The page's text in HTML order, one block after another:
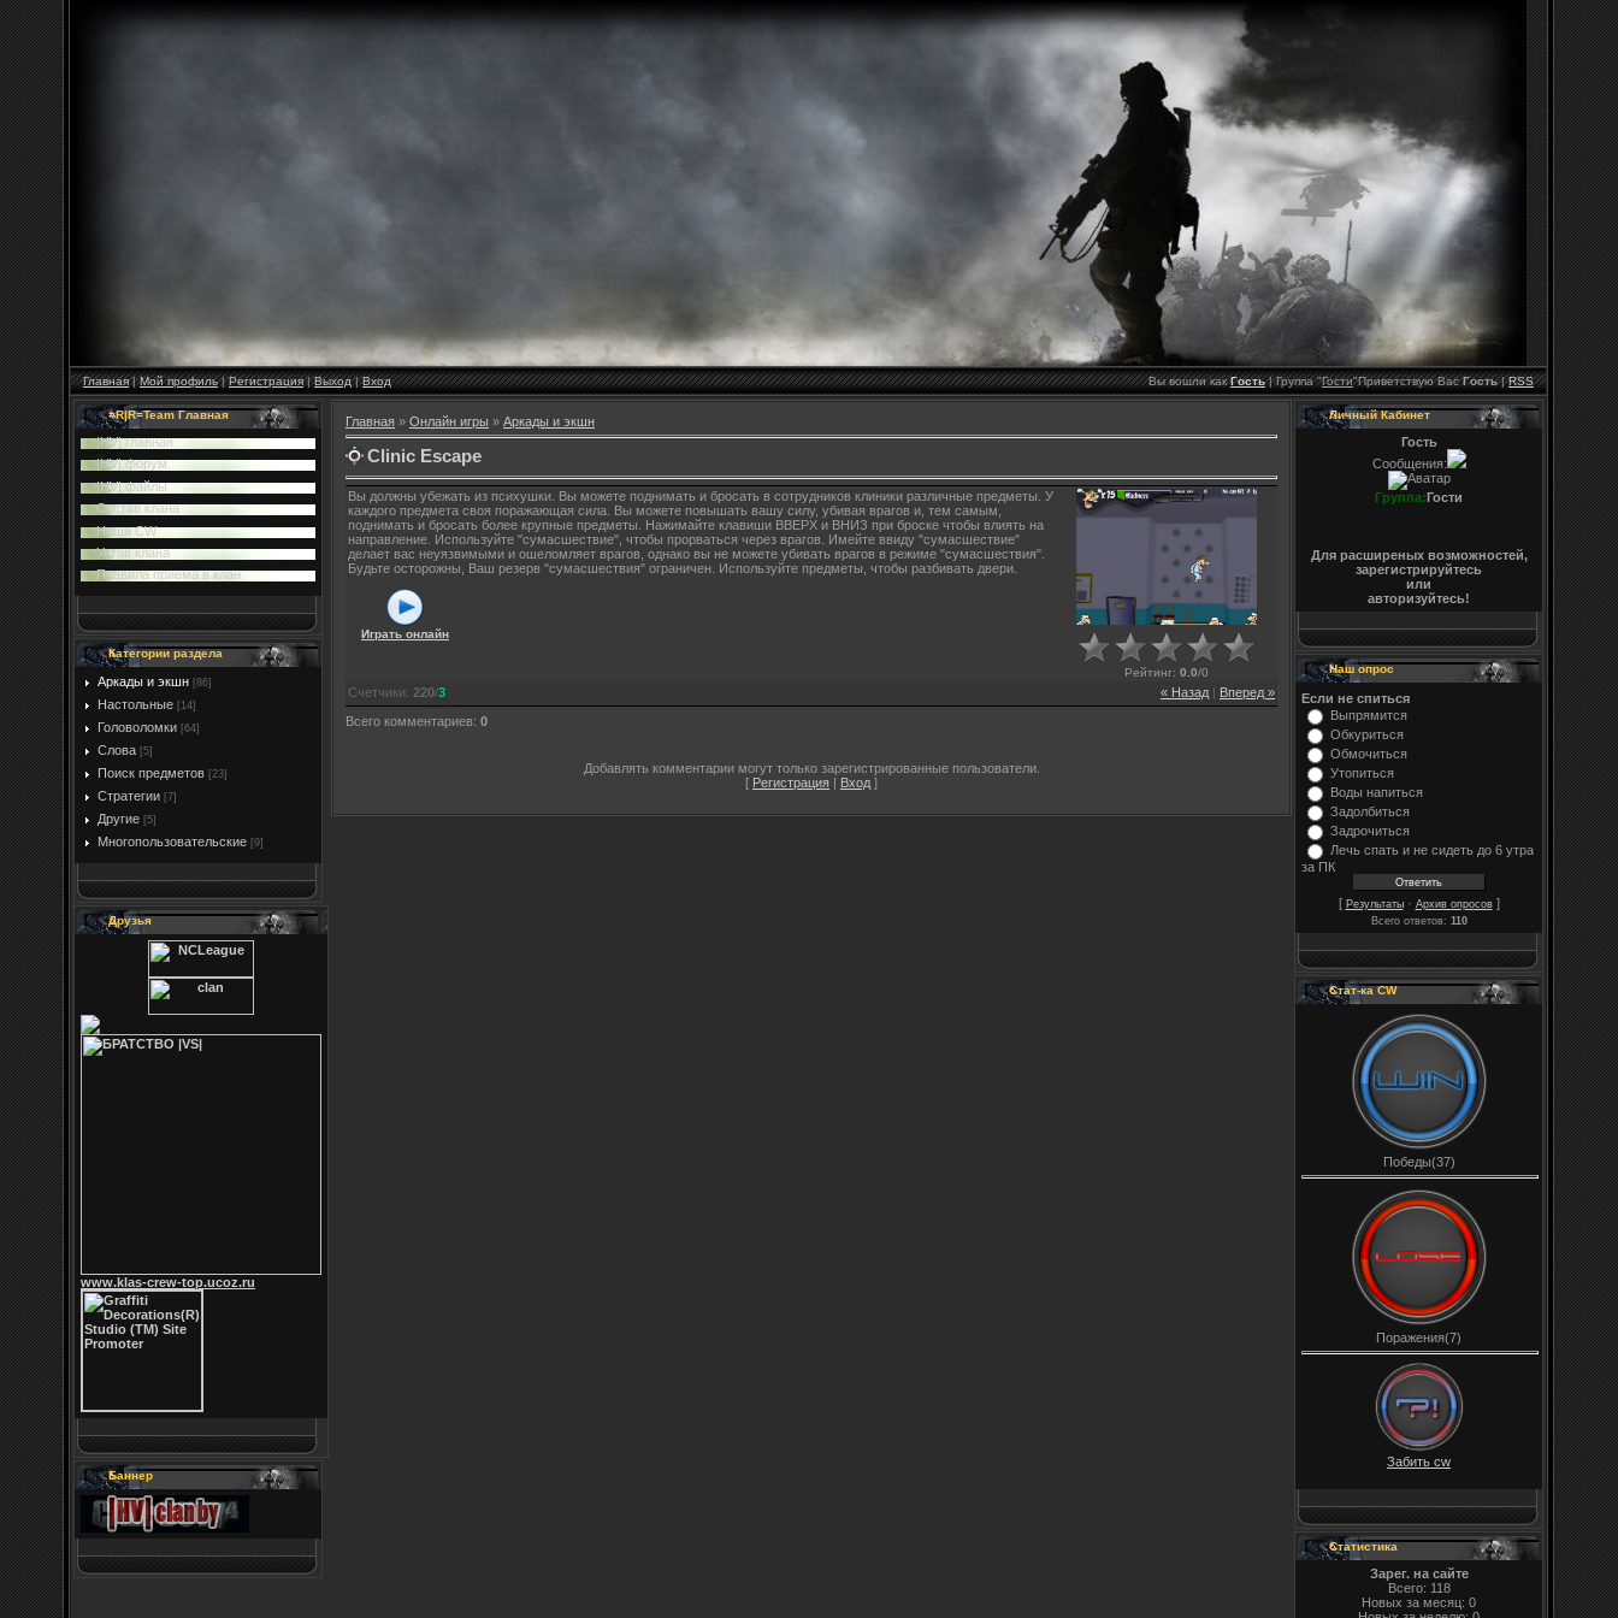
Главная|Мой профиль|Регистрация|Выход|Вход Вы вошли как Гость|Группа"Гости"Приветствую Вас Гость|RSS
=R|R=Team Главная
|HV| главная
|HV| форум
|HV| файлы
Cостав клана
Наши CW
Устав клана
Правила приема в клан
Категории раздела
Аркады и экшн [86]
Настольные [14]
Головоломки [64]
Слова [5]
Поиск предметов [23]
Стратегии [7]
Другие [5]
Многопользовательские [9]
Друзья
www.klas-crew-top.ucoz.ru
Баннер
Главная » Онлайн игры » Аркады и экшн
Clinic Escape
Вы должны убежать из психушки. Вы можете поднимать и бросать в сотрудников клиники различные предметы. У
каждого предмета своя поражающая сила. Вы можете повышать вашу силу, убивая врагов и, тем самым,
поднимать и бросать более крупные предметы. Нажимайте клавиши ВВЕРХ и ВНИЗ при броске чтобы влиять на
направление. Используйте "сумасшествие", чтобы прорваться через врагов. Имейте ввиду "сумасшествие"
делает вас неуязвимыми и ошеломляет врагов, однако вы не можете убивать врагов в режиме "сумасшествия".
Будьте осторожны, Ваш резерв "сумасшествия" ограничен. Используйте предметы, чтобы разбивать двери.
Играть онлайн
Рейтинг: 0.0/0
« Назад Вперед »
Счетчики: 220/3
Всего комментариев: 0
Добавлять комментарии могут только зарегистрированные пользователи.
[ Регистрация Вход ]
Личный Кабинет
Гость
Сообщения:
Группа:Гости
Для расширеных возможностей,
зарегистрируйтесь
или
авторизуйтесь!
Наш опрос
Если не спиться
Выпрямится
Обкуриться
Обмочиться
Утопиться
Воды напиться
Задолбиться
Задрочиться
Лечь спать и не сидеть до 6 утра
за ПК
[ Результаты· Архив опросов]
Всего ответов: 110
Стат-ка CW
Победы(37)
Поражения(7)
Забить cw
Статистика
Зарег. на сайте
Всего: 118
Новых за месяц: 0